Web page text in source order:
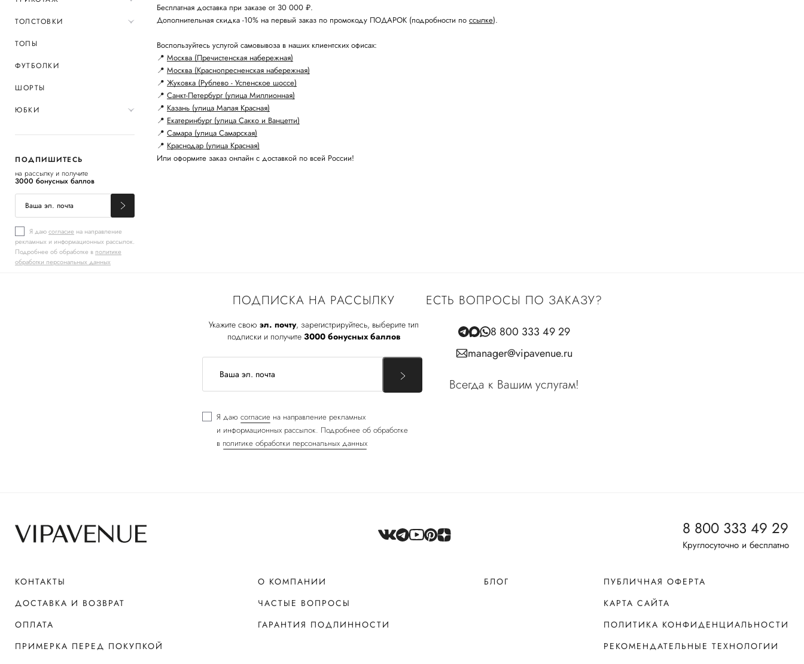
ТОЛСТОВКИ
ТОПЫ
ФУТБОЛКИ
ШОРТЫ
ЮБКИ
ПОДПИШИТЕСЬ
на рассылку и получите
3000 бонусных баллов
Я даюсогласие на направление
рекламных и информационных рассылок.
Подробнее об обработке в политике
обработки персональных данных
Бесплатная доставка при заказе от 30 000 ₽.
Дополнительная скидка -10% на первый заказ по промокоду ПОДАРОК (подробности по ссылке).
Воспользуйтесь услугой самовывоза в наших клиентских офисах:
📍 Москва (Пречистенская набережная)
📍 Москва (Краснопресненская набережная)
📍 Жуковка (Рублево - Успенское шоссе)
📍 Санкт-Петербург (улица Миллионная)
📍 Казань (улица Малая Красная)
📍 Екатеринбург (улица Сакко и Ванцетти)
📍 Самара (улица Самарская)
📍 Краснодар (улица Красная)
Или оформите заказ онлайн с доставкой по всей России!
ПОДПИСКА НА РАССЫЛКУ
Укажите свою эл. почту, зарегистрируйтесь, выберите тип
подписки и получите 3000 бонусных баллов
Я даю согласие на направление рекламных
и информационных рассылок. Подробнее об обработке
в политике обработки персональных данных
ЕСТЬ ВОПРОСЫ ПО ЗАКАЗУ?
8 800 333 49 29
manager@vipavenue.ru
Всегда к Вашим услугам!
8 800 333 49 29
Круглосуточно и бесплатно
КОНТАКТЫ
ДОСТАВКА И ВОЗВРАТ
ОПЛАТА
ПРИМЕРКА ПЕРЕД ПОКУПКОЙ
О КОМПАНИИ
ЧАСТЫЕ ВОПРОСЫ
ГАРАНТИЯ ПОДЛИННОСТИ
БЛОГ
ПУБЛИЧНАЯ ОФЕРТА
КАРТА САЙТА
ПОЛИТИКА КОНФИДЕНЦИАЛЬНОСТИ
РЕКОМЕНДАТЕЛЬНЫЕ ТЕХНОЛОГИИ